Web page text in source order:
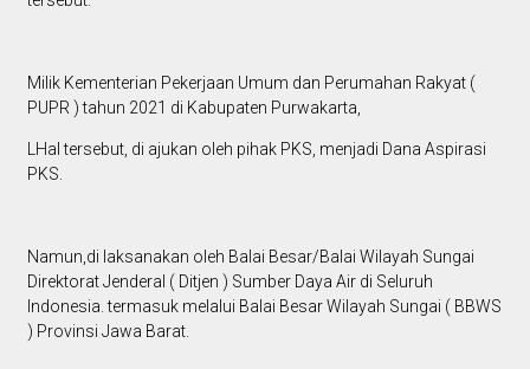
Milik Kementerian Pekerjaan Umum dan Perumahan Rakyat (
PUPR ) tahun 2021 di Kabupaten Purwakarta,
LHal tersebut, di ajukan oleh pihak PKS, menjadi Dana Aspirasi
PKS.
Namun,di laksanakan oleh Balai Besar/Balai Wilayah Sungai
Direktorat Jenderal ( Ditjen ) Sumber Daya Air di Seluruh
Indonesia. termasuk melalui Balai Besar Wilayah Sungai ( BBWS
) Provinsi Jawa Barat.